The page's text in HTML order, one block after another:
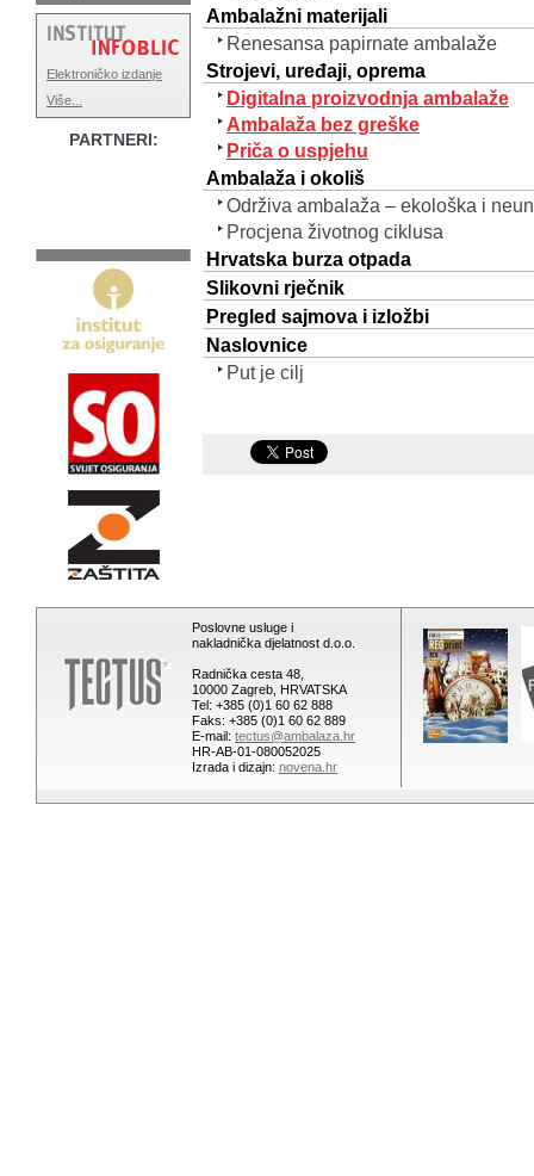
Ambalažni materijali
Renesansa papirnate ambalaže
Strojevi, uređaji, oprema
Digitalna proizvodnja ambalaže
Ambalaža bez greške
Priča o uspjehu
Ambalaža i okoliš
Održiva ambalaža – ekološka i
Procjena životnog ciklusa
Hrvatska burza otpada
Slikovni rječnik
Pregled sajmova i izložbi
Naslovnice
Put je cilj
Elektroničko izdanje
Više...
PARTNERI:
Poslovne usluge i
nakladnička djelatnost d.o.o.
Radnička cesta 48,
10000 Zagreb, HRVATSKA
Tel: +385 (0)1 60 62 888
Faks: +385 (0)1 60 62 889
E-mail: tectus@ambalaza.hr
HR-AB-01-080052025
Izrada i dizajn: novena.hr